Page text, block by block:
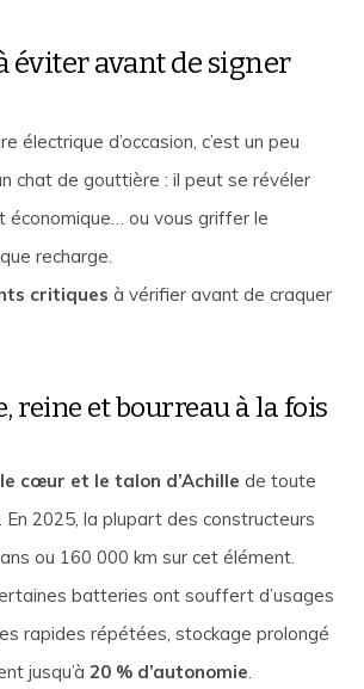
éviter avant de signer
électrique d’occasion, c’est un peu
chat de gouttière : il peut se révéler
économique… ou vous griffer le
recharge.
critiques à vérifier avant de craquer
reine et bourreau à la fois
le cœur et le talon d’Achille de toute
En 2025, la plupart des constructeurs
ou 160 000 km sur cet élément.
batteries ont souffert d’usages
rapides répétées, stockage prolongé
jusqu’à20 % d’autonomie.